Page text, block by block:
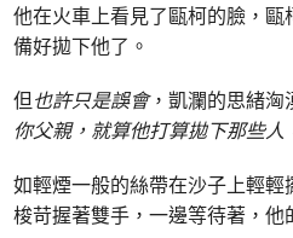
他在火車上看見了甌柯的臉，
備好拋下他了。
但也許只是誤會，凱瀾的思緒洶
你父親，就算他打算拋下那些人
如輕煙一般的絲帶在沙子上輕
梭苛握著雙手，一邊等待著，他